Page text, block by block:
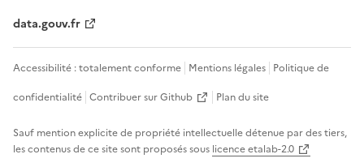
data.gouv.fr
Accessibilité : totalement conforme Mentions légales Politique de
confidentialité Contribuer sur Github Plan du site
Sauf mention explicite de propriété intellectuelle détenue par des tiers,
les contenus de ce site sont proposés sous licence etalab-2.0